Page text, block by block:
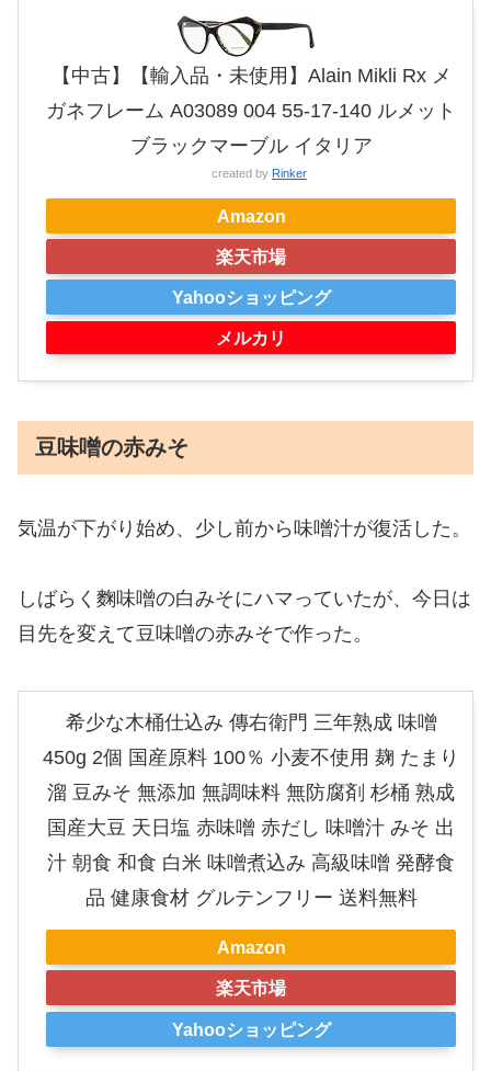
【中古】【輸入品・未使用】Alain Mikli Rx メ
ガネフレーム A03089 004 55-17-140 ルメット
ブラックマーブル イタリア
created by Rinker
Amazon
楽天市場
Yahooショッピング
メルカリ
豆味噌の赤みそ
気温が下がり始め、少し前から味噌汁が復活した。
しばらく麴味噌の白みそにハマっていたが、今日は
目先を変えて豆味噌の赤みそで作った。
希少な木桶仕込み 傳右衛門 三年熟成 味噌
450g 2個 国産原料 100％ 小麦不使用 麹 たまり
溜 豆みそ 無添加 無調味料 無防腐剤 杉桶 熟成
国産大豆 天日塩 赤味噌 赤だし 味噌汁 みそ 出
汁 朝食 和食 白米 味噌煮込み 高級味噌 発酵食
品 健康食材 グルテンフリー 送料無料
Amazon
楽天市場
Yahooショッピング